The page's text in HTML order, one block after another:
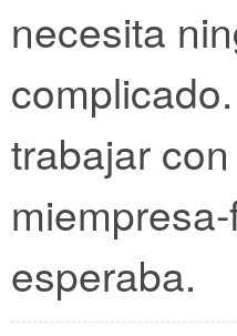
necesita
trabajar
esperaba.